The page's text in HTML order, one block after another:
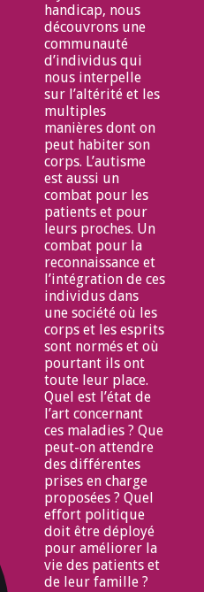
handicap, nous
découvrons une
communauté
d’individus qui
nous interpelle
sur l’altérité et les
multiples
manières dont on
peut habiter son
corps. L’autisme
est aussi un
combat pour les
patients et pour
leurs proches. Un
combat pour la
reconnaissance et
l’intégration de ces
individus dans
une société où les
corps et les esprits
sont normés et où
pourtant ils ont
toute leur place.
Quel est l’état de
l’art concernant
ces maladies ? Que
peut-on attendre
des différentes
prises en charge
proposées ? Quel
effort politique
doit être déployé
pour améliorer la
vie des patients et
de leur famille ?